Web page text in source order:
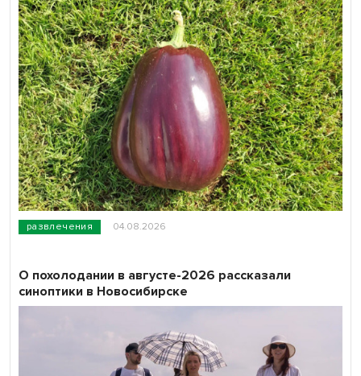
развлечения 04.08.2026
О похолодании в августе-2026 рассказали
синоптики в Новосибирске